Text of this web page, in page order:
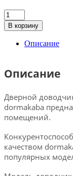
В корзину
Описание
Описание
Дверной
dormakaba
помещений.
качеством
популярных